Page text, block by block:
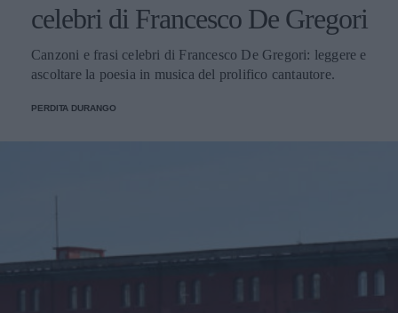
celebri di Francesco De Gregori
Canzoni e frasi celebri di Francesco De Gregori: leggere e
ascoltare la poesia in musica del prolifico cantautore.
PERDITA DURANGO